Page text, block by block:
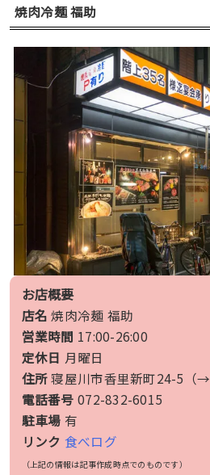
焼肉冷麺 福助
お店概要
店名 焼肉冷麺 福助
営業時間 17:00-26:00
定休日 月曜日
住所寝屋川市香里新町24-5（→
電話番号 072-832-6015
駐車場 有
リンク 食べログ
（上記の情報は記事作成時点でのものです）